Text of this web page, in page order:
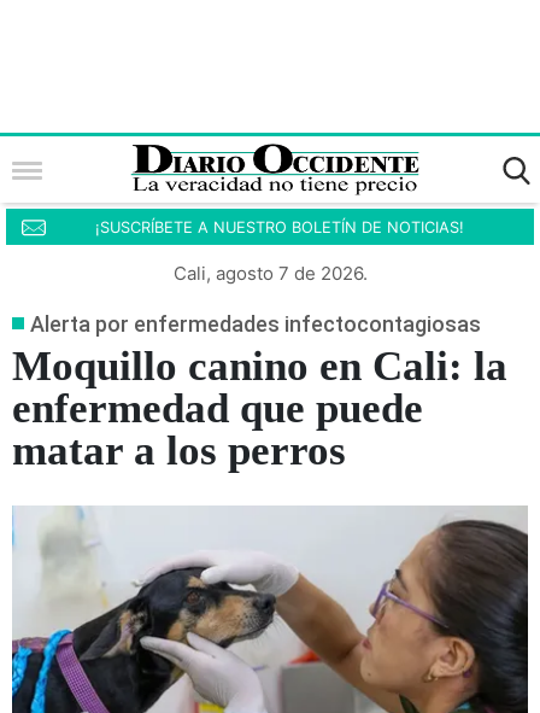
¡SUSCRÍBETE A NUESTRO BOLETÍN DE NOTICIAS!
Cali, agosto 7 de 2026.
Alerta por enfermedades infectocontagiosas
Moquillo canino en Cali: la
enfermedad que puede
matar a los perros